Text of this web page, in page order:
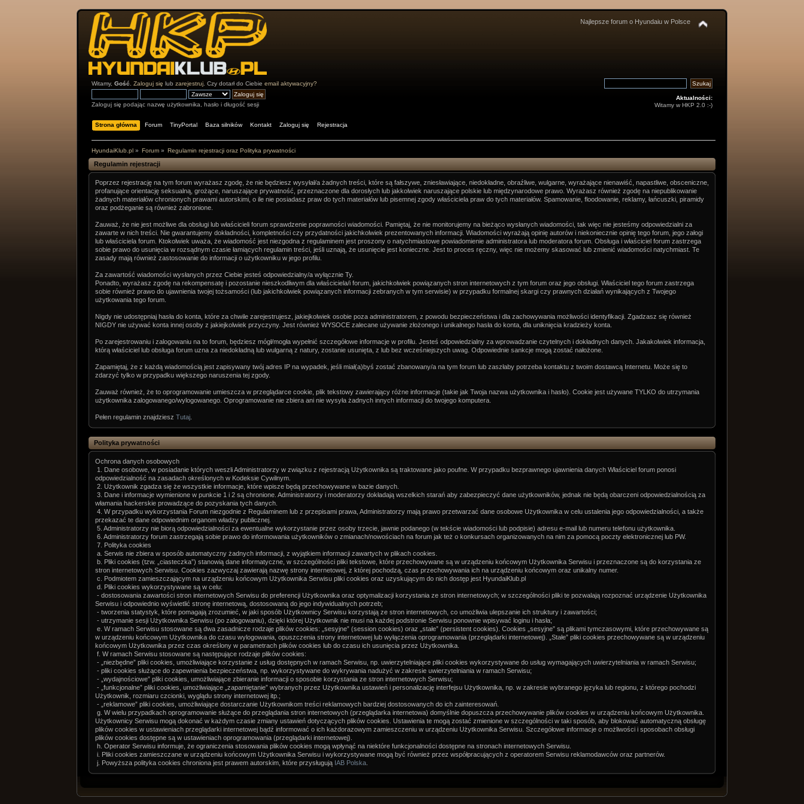
Najlepsze forum o Hyundaiu w Polsce
Witamy, Gość Zaloguj się lub zarejestruj. Czy dotarł do Ciebie email aktywacyjny?
Zaloguj się podając nazwę użytkownika, hasło i długość sesji
Aktualności:
Witamy w HKP 2.0 :-)
Strona główna Forum TinyPortal Baza silników Kontakt Zaloguj się Rejestracja
HyundaiKlub.pl » Forum » Regulamin rejestracji oraz Polityka prywatności
Regulamin rejestracji
Poprzez rejestrację na tym forum wyrażasz zgodę, że nie będziesz wysyłał/a żadnych treści, które są fałszywe, zniesławiające, niedokładne, obraźliwe, wulgarne, wyrażające nienawiść, napastliwe, obsceniczne,
profanujące orientację seksualną, grożące, naruszające prywatność, przeznaczone dla dorosłych lub jakkolwiek naruszające polskie lub międzynarodowe prawo. Wyrażasz również zgodę na niepublikowanie
żadnych materiałów chronionych prawami autorskimi, o ile nie posiadasz praw do tych materiałów lub pisemnej zgody właściciela praw do tych materiałów. Spamowanie, floodowanie, reklamy, łańcuszki, piramidy
oraz podżeganie są również zabronione.
Zauważ, że nie jest możliwe dla obsługi lub właścicieli forum sprawdzenie poprawności wiadomości. Pamiętaj, że nie monitorujemy na bieżąco wysłanych wiadomości, tak więc nie jesteśmy odpowiedzialni za
zawarte w nich treści. Nie gwarantujemy dokładności, kompletności czy przydatności jakichkolwiek prezentowanych informacji. Wiadomości wyrażają opinię autorów i niekoniecznie opinię tego forum, jego załogi
lub właściciela forum. Ktokolwiek uważa, że wiadomość jest niezgodna z regulaminem jest proszony o natychmiastowe powiadomienie administratora lub moderatora forum. Obsługa i właściciel forum zastrzega
sobie prawo do usunięcia w rozsądnym czasie łamiących regulamin treści, jeśli uznają, że usunięcie jest konieczne. Jest to proces ręczny, więc nie możemy skasować lub zmienić wiadomości natychmiast. Te
zasady mają również zastosowanie do informacji o użytkowniku w jego profilu.
Za zawartość wiadomości wysłanych przez Ciebie jesteś odpowiedzialny/a wyłącznie Ty.
Ponadto, wyrażasz zgodę na rekompensatę i pozostanie nieszkodliwym dla właściciela/i forum, jakichkolwiek powiązanych stron internetowych z tym forum oraz jego obsługi. Właściciel tego forum zastrzega
sobie również prawo do ujawnienia twojej tożsamości (lub jakichkolwiek powiązanych informacji zebranych w tym serwisie) w przypadku formalnej skargi czy prawnych działań wynikających z Twojego
użytkowania tego forum.
Nigdy nie udostępniaj hasła do konta, które za chwile zarejestrujesz, jakiejkolwiek osobie poza administratorem, z powodu bezpieczeństwa i dla zachowywania możliwości identyfikacji. Zgadzasz się również
NIGDY nie używać konta innej osoby z jakiejkolwiek przyczyny. Jest również WYSOCE zalecane używanie złożonego i unikalnego hasła do konta, dla uniknięcia kradzieży konta.
Po zarejestrowaniu i zalogowaniu na to forum, będziesz mógł/mogła wypełnić szczegółowe informacje w profilu. Jesteś odpowiedzialny za wprowadzanie czytelnych i dokładnych danych. Jakakolwiek informacja,
którą właściciel lub obsługa forum uzna za niedokładną lub wulgarną z natury, zostanie usunięta, z lub bez wcześniejszych uwag. Odpowiednie sankcje mogą zostać nałożone.
Zapamiętaj, że z każdą wiadomością jest zapisywany twój adres IP na wypadek, jeśli miał(a)byś zostać zbanowany/a na tym forum lub zaszłaby potrzeba kontaktu z twoim dostawcą Internetu. Może się to
zdarzyć tylko w przypadku większego naruszenia tej zgody.
Zauważ również, że to oprogramowanie umieszcza w przeglądarce cookie, plik tekstowy zawierający różne informacje (takie jak Twoja nazwa użytkownika i hasło). Cookie jest używane TYLKO do utrzymania
użytkownika zalogowanego/wylogowanego. Oprogramowanie nie zbiera ani nie wysyła żadnych innych informacji do twojego komputera.
Pełen regulamin znajdziesz Tutaj.
Polityka prywatności
Ochrona danych osobowych
1. Dane osobowe, w posiadanie których weszli Administratorzy w związku z rejestracją Użytkownika są traktowane jako poufne. W przypadku bezprawnego ujawnienia danych Właściciel forum ponosi
odpowiedzialność na zasadach określonych w Kodeksie Cywilnym.
2. Użytkownik zgadza się że wszystkie informacje, które wpisze będą przechowywane w bazie danych.
3. Dane i informacje wymienione w punkcie 1 i 2 są chronione. Administratorzy i moderatorzy dokładają wszelkich starań aby zabezpieczyć dane użytkowników, jednak nie będą obarczeni odpowiedzialnością za
włamania hackerskie prowadzące do pozyskania tych danych.
4. W przypadku wykorzystania Forum niezgodnie z Regulaminem lub z przepisami prawa, Administratorzy mają prawo przetwarzać dane osobowe Użytkownika w celu ustalenia jego odpowiedzialności, a także
przekazać te dane odpowiednim organom władzy publicznej.
5. Administratorzy nie biorą odpowiedzialności za ewentualne wykorzystanie przez osoby trzecie, jawnie podanego (w tekście wiadomości lub podpisie) adresu e-mail lub numeru telefonu użytkownika.
6. Administratorzy forum zastrzegają sobie prawo do informowania użytkowników o zmianach/nowościach na forum jak też o konkursach organizowanych na nim za pomocą poczty elektronicznej lub PW.
7. Polityka cookies
a. Serwis nie zbiera w sposób automatyczny żadnych informacji, z wyjątkiem informacji zawartych w plikach cookies.
b. Pliki cookies (tzw. „ciasteczka”) stanowią dane informatyczne, w szczególności pliki tekstowe, które przechowywane są w urządzeniu końcowym Użytkownika Serwisu i przeznaczone są do korzystania ze
stron internetowych Serwisu. Cookies zazwyczaj zawierają nazwę strony internetowej, z której pochodzą, czas przechowywania ich na urządzeniu końcowym oraz unikalny numer.
c. Podmiotem zamieszczającym na urządzeniu końcowym Użytkownika Serwisu pliki cookies oraz uzyskującym do nich dostęp jest HyundaiKlub.pl
d. Pliki cookies wykorzystywane są w celu:
- dostosowania zawartości stron internetowych Serwisu do preferencji Użytkownika oraz optymalizacji korzystania ze stron internetowych; w szczególności pliki te pozwalają rozpoznać urządzenie Użytkownika
Serwisu i odpowiednio wyświetlić stronę internetową, dostosowaną do jego indywidualnych potrzeb;
- tworzenia statystyk, które pomagają zrozumieć, w jaki sposób Użytkownicy Serwisu korzystają ze stron internetowych, co umożliwia ulepszanie ich struktury i zawartości;
- utrzymanie sesji Użytkownika Serwisu (po zalogowaniu), dzięki której Użytkownik nie musi na każdej podstronie Serwisu ponownie wpisywać loginu i hasła;
e. W ramach Serwisu stosowane są dwa zasadnicze rodzaje plików cookies: „sesyjne” (session cookies) oraz „stałe” (persistent cookies). Cookies „sesyjne” są plikami tymczasowymi, które przechowywane są
w urządzeniu końcowym Użytkownika do czasu wylogowania, opuszczenia strony internetowej lub wyłączenia oprogramowania (przeglądarki internetowej). „Stałe” pliki cookies przechowywane są w urządzeniu
końcowym Użytkownika przez czas określony w parametrach plików cookies lub do czasu ich usunięcia przez Użytkownika.
f. W ramach Serwisu stosowane są następujące rodzaje plików cookies:
- „niezbędne” pliki cookies, umożliwiające korzystanie z usług dostępnych w ramach Serwisu, np. uwierzytelniające pliki cookies wykorzystywane do usług wymagających uwierzytelniania w ramach Serwisu;
- pliki cookies służące do zapewnienia bezpieczeństwa, np. wykorzystywane do wykrywania nadużyć w zakresie uwierzytelniania w ramach Serwisu;
- „wydajnościowe” pliki cookies, umożliwiające zbieranie informacji o sposobie korzystania ze stron internetowych Serwisu;
- „funkcjonalne” pliki cookies, umożliwiające „zapamiętanie” wybranych przez Użytkownika ustawień i personalizację interfejsu Użytkownika, np. w zakresie wybranego języka lub regionu, z którego pochodzi
Użytkownik, rozmiaru czcionki, wyglądu strony internetowej itp.;
- „reklamowe” pliki cookies, umożliwiające dostarczanie Użytkownikom treści reklamowych bardziej dostosowanych do ich zainteresowań.
g. W wielu przypadkach oprogramowanie służące do przeglądania stron internetowych (przeglądarka internetowa) domyślnie dopuszcza przechowywanie plików cookies w urządzeniu końcowym Użytkownika.
Użytkownicy Serwisu mogą dokonać w każdym czasie zmiany ustawień dotyczących plików cookies. Ustawienia te mogą zostać zmienione w szczególności w taki sposób, aby blokować automatyczną obsługę
plików cookies w ustawieniach przeglądarki internetowej bądź informować o ich każdorazowym zamieszczeniu w urządzeniu Użytkownika Serwisu. Szczegółowe informacje o możliwości i sposobach obsługi
plików cookies dostępne są w ustawieniach oprogramowania (przeglądarki internetowej).
h. Operator Serwisu informuje, że ograniczenia stosowania plików cookies mogą wpłynąć na niektóre funkcjonalności dostępne na stronach internetowych Serwisu.
i. Pliki cookies zamieszczane w urządzeniu końcowym Użytkownika Serwisu i wykorzystywane mogą być również przez współpracujących z operatorem Serwisu reklamodawców oraz partnerów.
j. Powyższa polityka cookies chroniona jest prawem autorskim, które przysługują IAB Polska.